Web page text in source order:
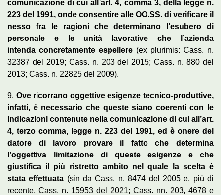
comunicazione di cui all’art. 4, comma 3, della legge n.
223 del 1991, onde consentire alle OO.SS. di verificare il
nesso fra le ragioni che determinano l’esubero di
personale e le unità lavorative che l’azienda
intenda concretamente espellere (ex plurimis: Cass. n.
32387 del 2019; Cass. n. 203 del 2015; Cass. n. 880 del
2013; Cass. n. 22825 del 2009).
9. Ove ricorrano oggettive esigenze tecnico-produttive,
infatti, è necessario che queste siano coerenti con le
indicazioni contenute nella comunicazione di cui all’art.
4, terzo comma, legge n. 223 del 1991, ed è onere del
datore di lavoro provare il fatto che determina
l’oggettiva limitazione di queste esigenze e che
giustifica il più ristretto ambito nel quale la scelta è
stata effettuata (sin da Cass. n. 8474 del 2005 e, più di
recente, Cass. n. 15953 del 2021; Cass. nn. 203, 4678 e